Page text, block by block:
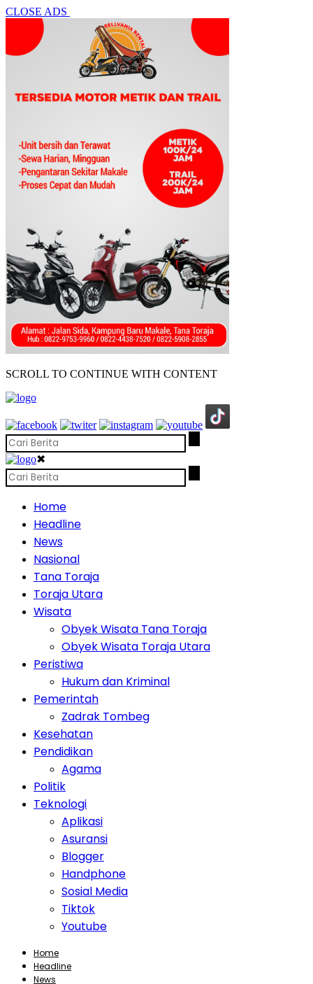
CLOSE ADS
SCROLL TO CONTINUE WITH CONTENT
✖
Home
Headline
News
Nasional
Tana Toraja
Toraja Utara
Wisata
Obyek Wisata Tana Toraja
Obyek Wisata Toraja Utara
Peristiwa
Hukum dan Kriminal
Pemerintah
Zadrak Tombeg
Kesehatan
Pendidikan
Agama
Politik
Teknologi
Aplikasi
Asuransi
Blogger
Handphone
Sosial Media
Tiktok
Youtube
Home
Headline
News